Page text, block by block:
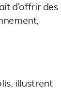
d’offrir des
illustrent